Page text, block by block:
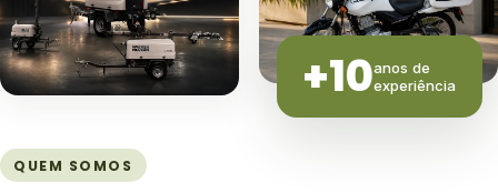
+10anos de
experiência
QUEM SOMOS